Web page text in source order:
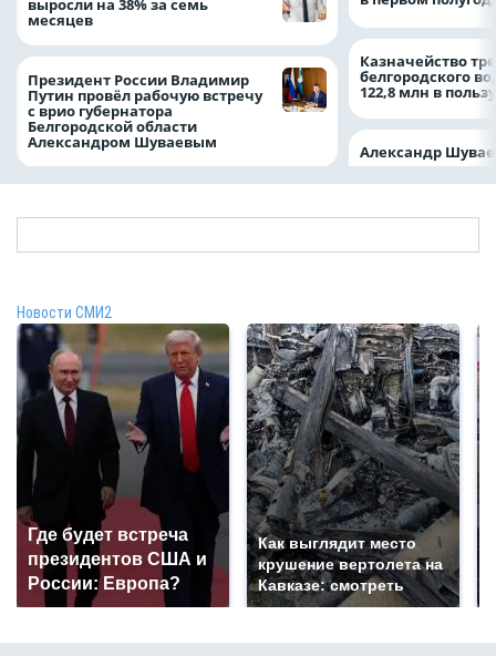
выросли на 38% за семь
месяцев
Президент России Владимир
Путин провёл рабочую встречу
с врио губернатора
Белгородской области
Александром Шуваевым
Казначейство
белгородского
122,8 млн в
Александр
Новости СМИ2
Где будет встреча
президентов США и
России: Европа?
Как выглядит место
крушение вертолета на
Кавказе: смотреть